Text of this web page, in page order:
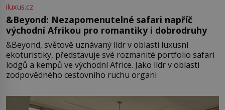
iluxus.cz
&Beyond: Nezapomenutelné safari napříč
východní Afrikou pro romantiky i dobrodruhy
&Beyond, světově uznávaný lídr v oblasti luxusní
ekoturistiky, představuje své rozmanité portfolio safari
lodgů a kempů ve východní Africe. Jako lídr v oblasti
zodpovědného cestovního ruchu organi